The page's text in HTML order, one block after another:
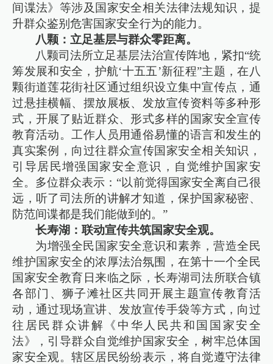
间谍法》等涉及国家安全相关法律法规知识，提
升群众鉴别危害国家安全行为的能力。
八颗：立足基层与群众零距离。
八颗司法所立足基层法治宣传阵地，紧扣“统
筹发展和安全，护航‘十五五’新征程”主题，在八
颗街道莲花街社区通过组织设立集中宣传点，通
过悬挂横幅、摆放展板、发放宣传资料等多种形
式，开展了贴近群众、形式多样的国家安全宣传
教育活动。工作人员用通俗易懂的语言和发生的
真实案例，向过往群众宣传国家安全相关知识，
引导居民增强国家安全意识，自觉维护国家安
全。多位群众表示：“以前觉得国家安全离自己很
远，听了司法所的讲解才知道，保护国家秘密、
防范间谍都是我们能做到的。”
长寿湖：联动宣传共筑国家安全观。
为增强全民国家安全意识和素养，营造全民
维护国家安全的浓厚法治氛围，在第十一个全民
国家安全教育日来临之际，长寿湖司法所联合镇
各部门、狮子滩社区共同开展主题宣传教育活
动，通过现场宣讲、发放宣传手袋等方式，向过
往居民群众讲解《中华人民共和国国家安全
法》，引导群众自觉维护国家安全，树牢总体国
家安全观。辖区居民纷纷表示，将自觉遵守法律